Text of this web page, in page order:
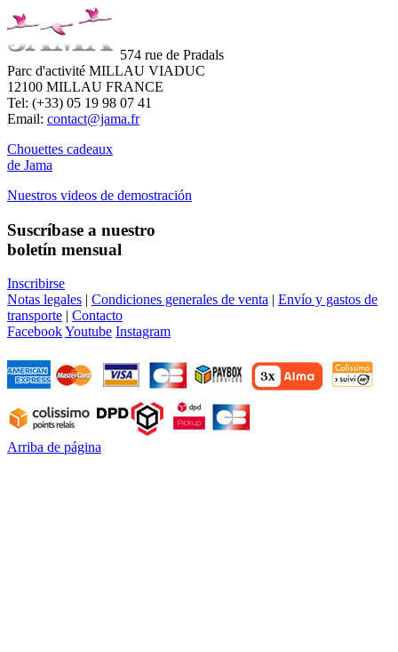
574 rue de Pradals
Parc d'activité MILLAU VIADUC
12100 MILLAU FRANCE
Tel: (+33) 05 19 98 07 41
Email: contact@jama.fr
Chouettes cadeaux
de Jama
Nuestros videos de demostración
Suscríbase a nuestro
boletín mensual
Inscribirse
Notas legales | Condiciones generales de venta | Envío y gastos de
transporte | Contacto
FacebookYoutube Instagram
Arriba de página